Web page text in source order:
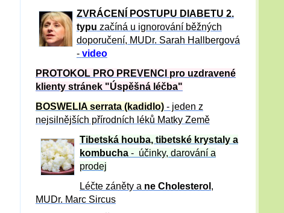
ZVRÁCE NÍ POSTUPU DIABETU 2.
typu začíná u ignorování běžných
doporučení, MUDr. Sarah Hallbergová
- video
PROTOKOL PRO PREVENCI pro uzdravené
klienty stránek "Úspěšná léčba"
BOSWELIA serrata (kadidlo) - jeden z
nejsilnějších přírodních léků Matky Země
Tibetská houba, tibetské krystaly a
kombucha - účinky, darování a
prodej
Léčte záněty a ne Cholesterol ,
MUDr. Marc Sircus